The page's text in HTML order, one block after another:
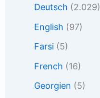
Deutsch (2.029)
English (97)
Farsi (5)
French (16)
Georgien (5)